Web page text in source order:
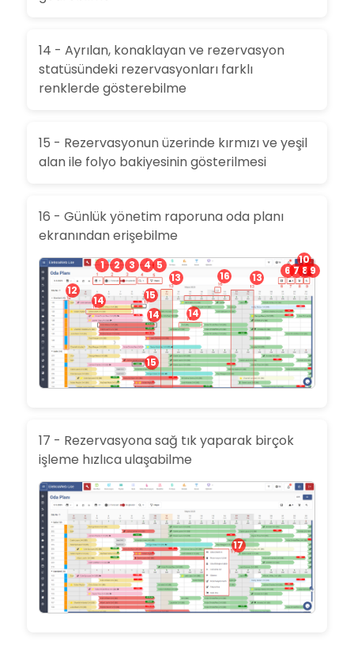
14 - Ayrılan, konaklayan ve rezervasyon
statüsündeki rezervasyonları farklı
renklerde gösterebilme
15 - Rezervasyonun üzerinde kırmızı ve yeşil
alan ile folyo bakiyesinin gösterilmesi
16 - Günlük yönetim raporuna oda planı
ekranından erişebilme
1 2 3 4 5 678 9
10
12
13 13
14 14
14
15
15
16
17 - Rezervasyona sağ tık yaparak birçok
işleme hızlıca ulaşabilme
17